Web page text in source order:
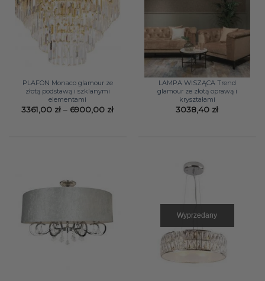
PLAFON Monaco glamour ze
złotą podstawą i szklanymi
elementami
3361,00 zł – 6900,00 złZakres
do
LAMPA WISZĄCA Trend
glamour ze złotą oprawą i
kryształami
3038,40 zł
Wyprzedany